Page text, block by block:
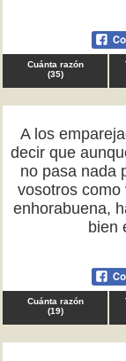
Cuánta razón
(35)
A los
decir que
no pasa nada
vosotros como
enhorabuena,
bien
Cuánta razón
(19)